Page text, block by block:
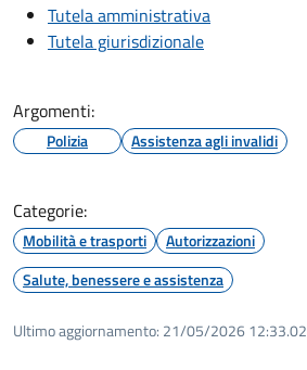
Tutela amministrativa
Tutela giurisdizionale
Argomenti:
Polizia Assistenza agli invalidi
Categorie:
Mobilità e trasporti
Autorizzazioni
Salute, benessere e assistenza
Ultimo aggiornamento: 21/05/2026 12:33.02